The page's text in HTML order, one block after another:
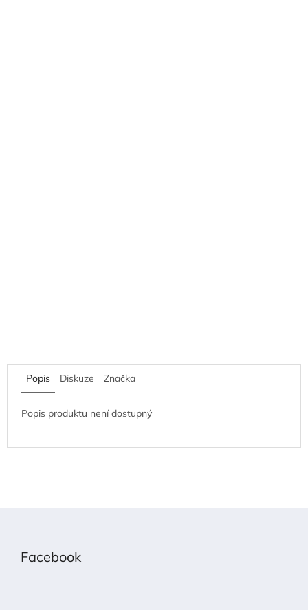
Popis Diskuze Značka
Popis produktu není dostupný
Facebook